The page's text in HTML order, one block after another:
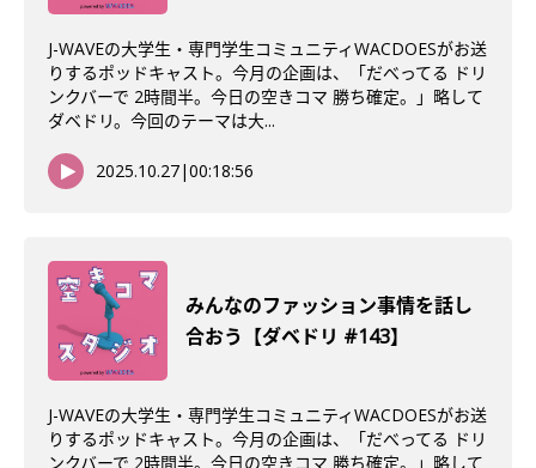
J-WAVEの大学生・専門学生コミュニティWACDOESがお送
りするポッドキャスト。今月の企画は、「だべってる ドリ
ンクバーで 2時間半。今日の空きコマ 勝ち確定。」略して
ダベドリ。今回のテーマは大...
2025.10.27|00:18:56
みんなのファッション事情を話し
合おう【ダベドリ #143】
J-WAVEの大学生・専門学生コミュニティWACDOESがお送
りするポッドキャスト。今月の企画は、「だべってる ドリ
ンクバーで 2時間半。今日の空きコマ 勝ち確定。」略して